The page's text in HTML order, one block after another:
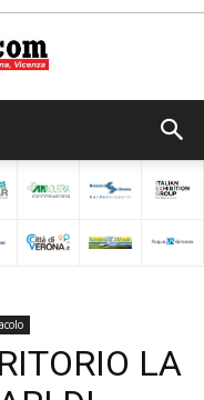
LA